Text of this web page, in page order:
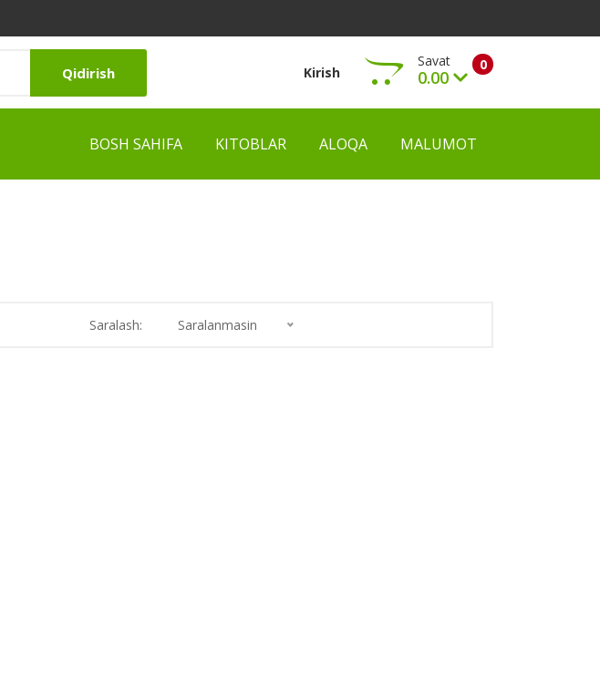
Qidirish Kirish 0
Savat
0.00
Ko‘rish
BOSH SAHIFA KITOBLAR ALOQA MALUMOT
Saralash: Saralanmasin